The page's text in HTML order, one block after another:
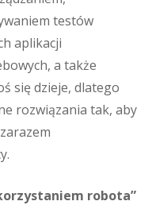
testów
aplikacji
a także
się dzieje, dlatego
rozwiązania tak, aby
robota”